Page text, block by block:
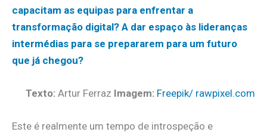
capacitam as equipas para enfrentar a
transformação digital? A dar espaço às lideranças
intermédias para se prepararem para um futuro
que já chegou?
Texto: Artur Ferraz Imagem: Freepik/ rawpixel.com
Este é realmente um tempo de introspeção e